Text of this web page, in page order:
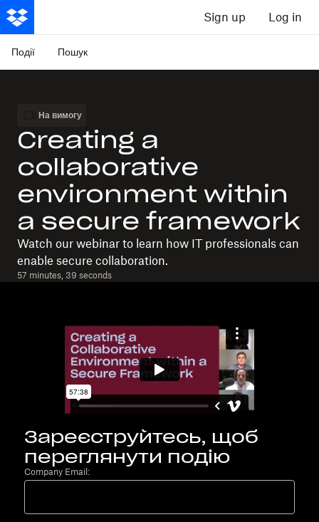
Sign up Log in
Події Пошук
На вимогу
Creating a
collaborative
environment within
a secure framework
Watch our webinar to learn how IT professionals can
enable secure collaboration.
57 minutes, 39 seconds
Зареєструйтесь, щоб
переглянути подію
Company Email: